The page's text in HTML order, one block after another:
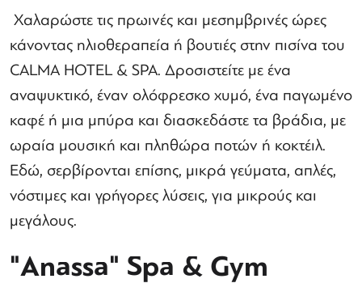
Χαλαρώστε τις πρωινές και μεσημβρινές ώρες
κάνοντας ηλιοθεραπεία ή βουτιές στην πισίνα του
CALMA HOTEL & SPA. Δροσιστείτε με ένα
αναψυκτικό, έναν ολόφρεσκο χυμό, ένα παγωμένο
καφέ ή μια μπύρα και διασκεδάστε τα βράδια, με
ωραία μουσική και πληθώρα ποτών ή κοκτέιλ.
Εδώ, σερβίρονται επίσης, μικρά γεύματα, απλές,
νόστιμες και γρήγορες λύσεις, για μικρούς και
μεγάλους.
"Anassa" Spa & Gym